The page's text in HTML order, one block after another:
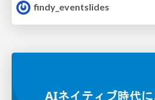
findy_eventslides